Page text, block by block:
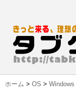
ホーム > OS > Windows